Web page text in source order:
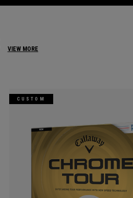
VIEW MORE
CUSTOM